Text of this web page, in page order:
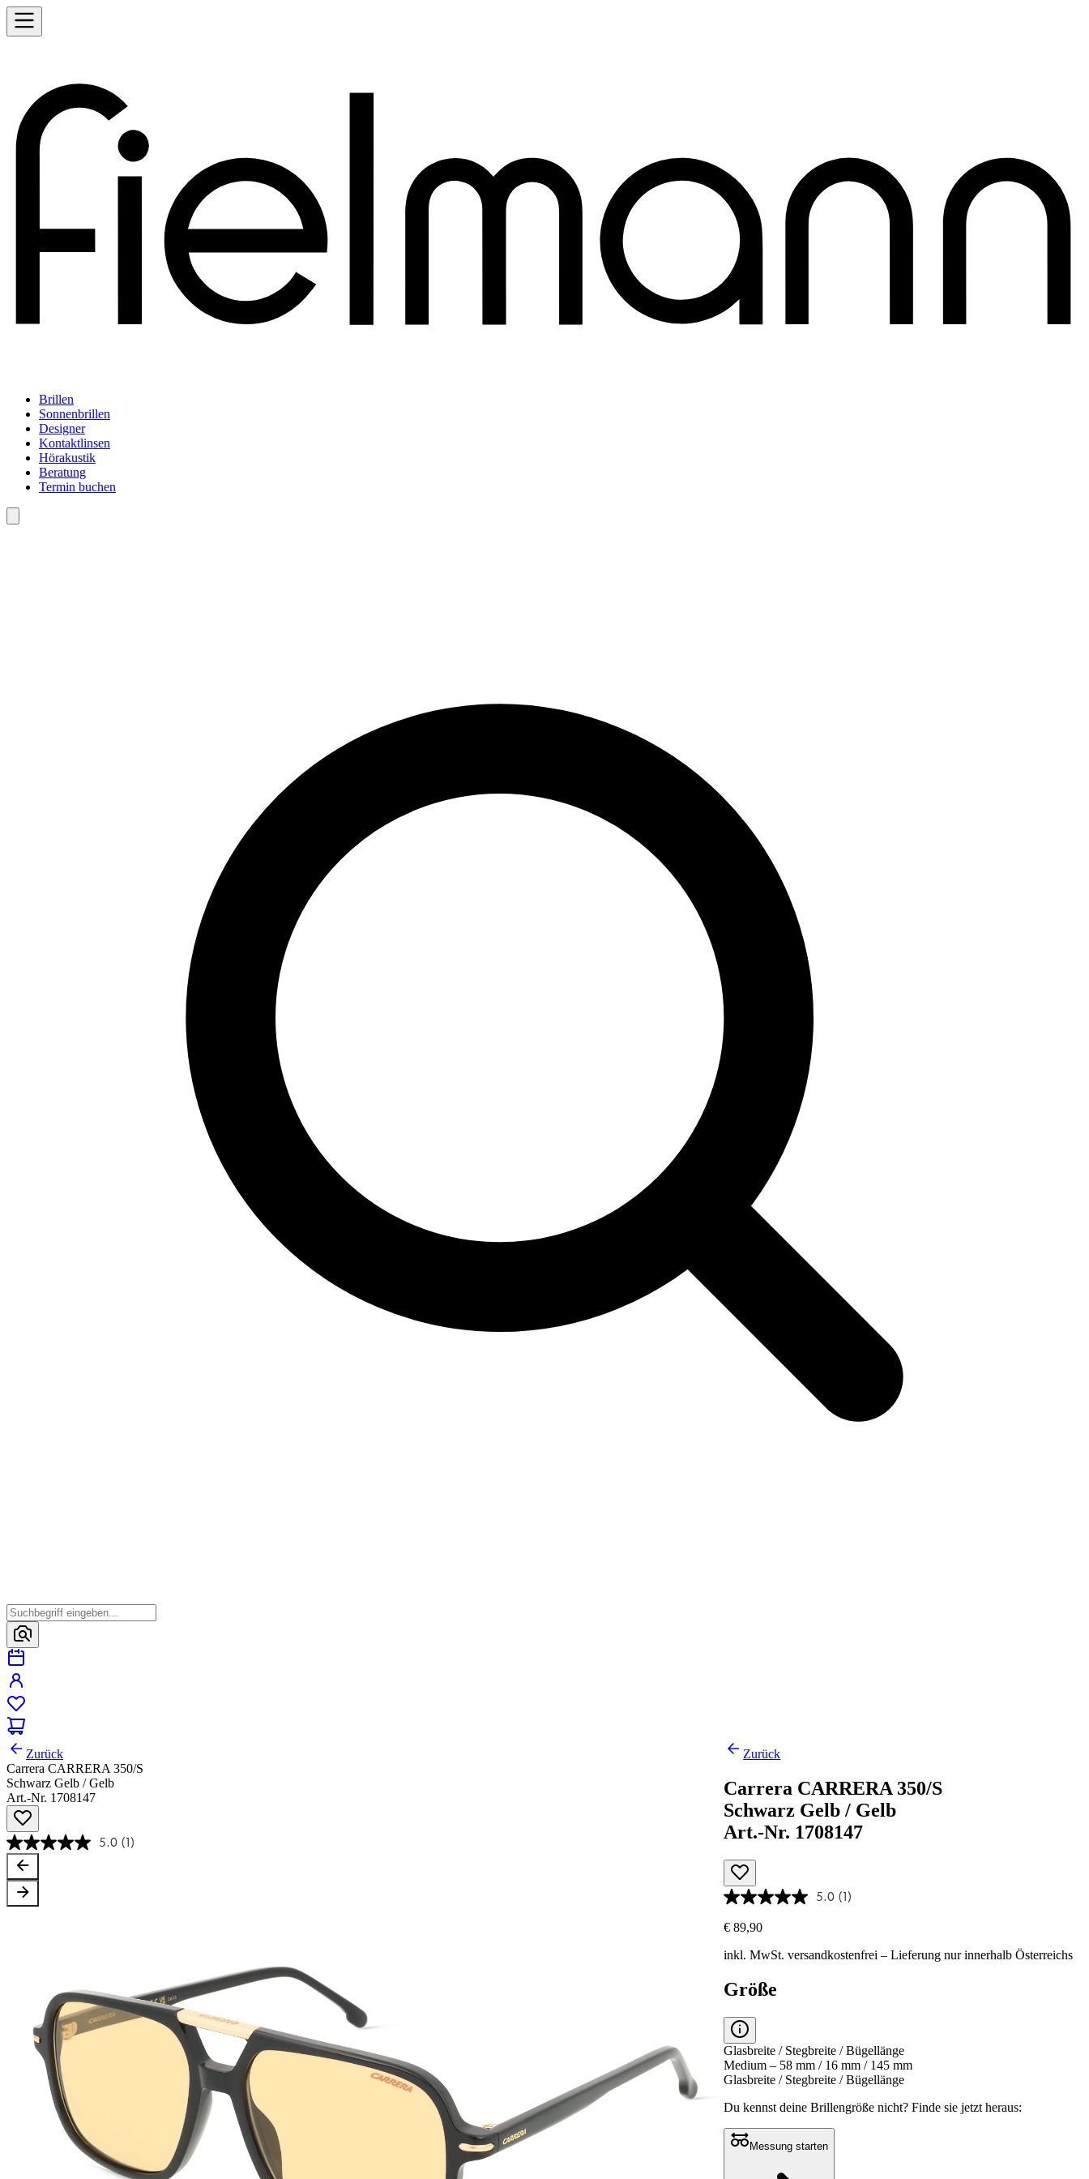
Brillen
Sonnenbrillen
Designer
Kontaktlinsen
Hörakustik
Beratung
Termin buchen
Zurück
Carrera CARRERA 350/S
Schwarz Gelb / Gelb
Art.-Nr. 1708147
5.0 (1)
Zurück
Carrera CARRERA 350/S
Schwarz Gelb / Gelb
Art.-Nr. 1708147
5.0 (1)
€ 89,90
inkl. MwSt.versandkostenfrei – Lieferung nur innerhalb Österreichs
Größe
Glasbreite / Stegbreite / Bügellänge
Medium – 58 mm / 16 mm / 145 mm
Glasbreite / Stegbreite / Bügellänge
Du kennst deine Brillengröße nicht?Finde sie jetzt heraus:
Messung starten